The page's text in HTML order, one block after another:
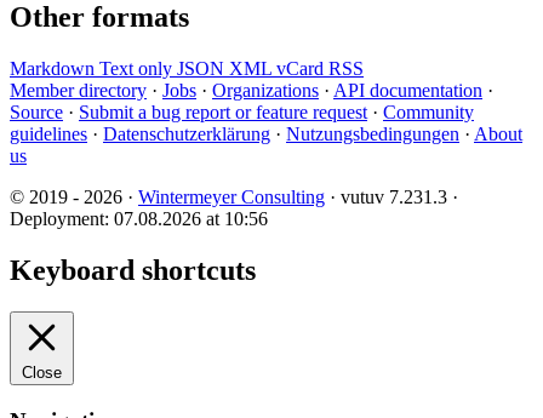
Other formats
Markdown Text only JSON XML vCard RSS
Member directory · Jobs · Organizations · API documentation ·
Source · Submit a bug report or feature request · Community
guidelines · Datenschutzerklärung · Nutzungsbedingungen · About
us
© 2019 - 2026 · Wintermeyer Consulting · vutuv 7.231.3 ·
Deployment: 07.08.2026 at 10:56
Keyboard shortcuts
Close